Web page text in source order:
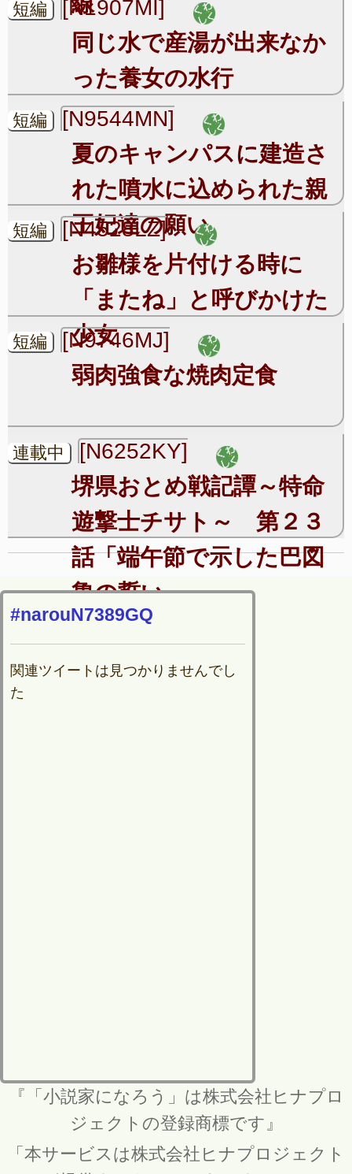
短編 [N1907MI]
同じ水で産湯が出来なか
った養女の水行
短編 [N9544MN]
夏のキャンパスに建造さ
れた噴水に込められた親
王妃達の願い
短編 [N4528LZ]
お雛様を片付ける時に
「またね」と呼びかけた
少女
短編 [N9746MJ]
弱肉強食な焼肉定食
連載中 [N6252KY]
堺県おとめ戦記譚～特命
遊撃士チサト～ 第２３
話「端午節で示した巴図
魯の誓い」
#narouN7389GQ
関連ツイートは見つかりませんでし
た
『「小説家になろう」は株式会社ヒナプロ
ジェクトの登録商標です』
「本サービスは株式会社ヒナプロジェクト